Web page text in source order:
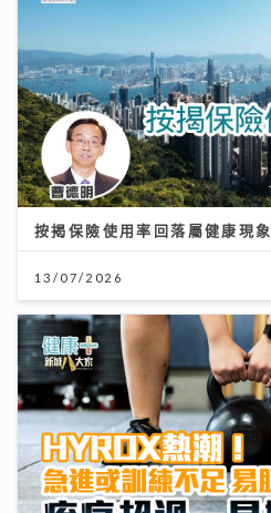
按揭保險使用率回落屬健康現象
13/07/2026